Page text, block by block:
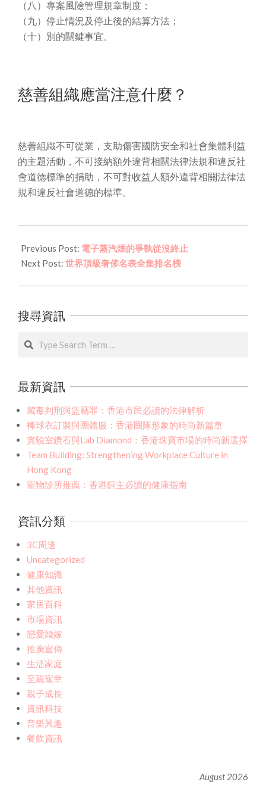
（八）專案風險管理規章制度；
（九）停止情況及停止後的結算方法；
（十）別的關鍵事宜。
慈善組織應當注意什麼？
慈善組織不可從業，支助傷害國防安全和社會集體利益
的主題活動，不可接納額外違背相關法律法規和違反社
會道德標準的捐助，不可對收益人額外違背相關法律法
規和違反社會道德的標準。
11-
17
Previous Post: 電子蒸汽煙的爭執從沒終止
Next Post: 世界頂級奢侈名表全集排名榜
搜尋資訊
Search
最新資訊
藏毒判刑與盜竊罪：香港市民必讀的法律解析
棒球衣訂製與團體服：香港團隊形象的時尚新篇章
實驗室鑽石與Lab Diamond：香港珠寶市場的時尚新選擇
Team Building: Strengthening Workplace Culture in
Hong Kong
寵物診所推薦：香港飼主必讀的健康指南
資訊分類
3C周邊
Uncategorized
健康知識
其他資訊
家居百科
市場資訊
戀愛婚嫁
推廣宣傳
生活家庭
至親寵幸
親子成長
資訊科技
音樂興趣
餐飲資訊
August 2026